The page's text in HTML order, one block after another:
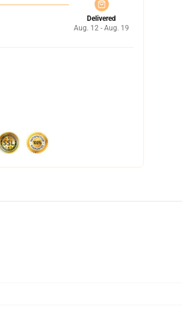
Delivered
Aug. 12 - Aug. 19